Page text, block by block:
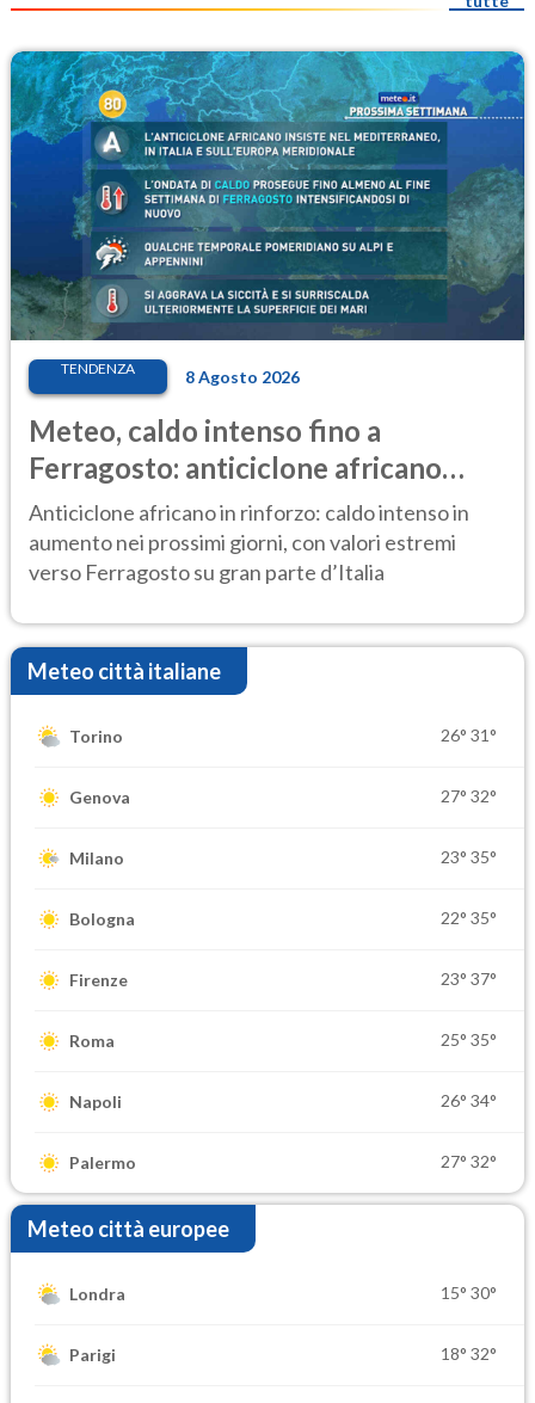
TENDENZA 8 Agosto 2026
Meteo, caldo intenso fino a
Ferragosto: anticiclone africano
ancora protagonista
Anticiclone africano in rinforzo: caldo intenso in
aumento nei prossimi giorni, con valori estremi
verso Ferragosto su gran parte d’Italia
Meteo città italiane
Torino 26° 31°
Genova 27° 32°
Milano 23° 35°
Bologna 22° 35°
Firenze 23° 37°
Roma 25° 35°
Napoli 26° 34°
Palermo 27° 32°
Meteo città europee
Londra 15° 30°
Parigi 18° 32°